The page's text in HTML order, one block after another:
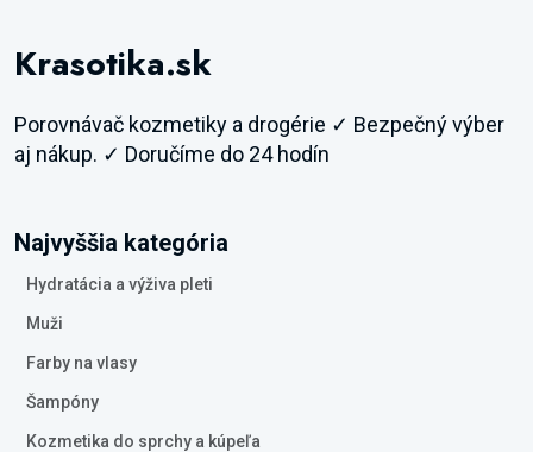
Krasotika.sk
Porovnávač kozmetiky a drogérie ✓ Bezpečný výber
aj nákup. ✓ Doručíme do 24 hodín
Najvyššia kategória
Hydratácia a výživa pleti
Muži
Farby na vlasy
Šampóny
Kozmetika do sprchy a kúpeľa